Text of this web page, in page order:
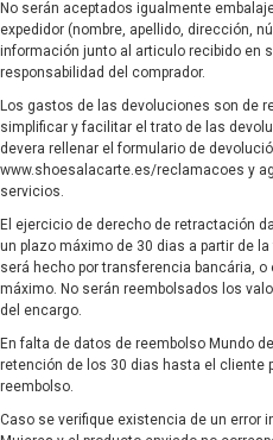
No serán aceptados igualmente
expedidor (nombre, apellido, dirección,
información junto al articulo recibido en
responsabilidad del comprador.
Los gastos de las devoluciones son de
simplificar y facilitar el trato de las
devera rellenar el formulario de
www.shoesalacarte.es/reclamacoes y
servicios.
El ejercicio de derecho de retractación
un plazo máximo de 30 dias a partir de
será hecho por transferencia bancária,
máximo. No serán reembolsados los
del encargo.
En falta de datos de reembolso Mundo
retención de los 30 dias hasta el cliente
reembolso.
Caso se verifique existencia de un error